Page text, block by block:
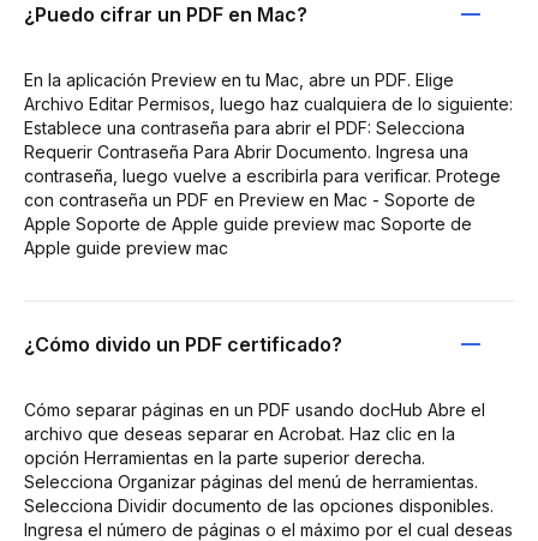
¿Puedo cifrar un PDF en Mac?
En la aplicación Preview en tu Mac, abre un PDF. Elige
Archivo Editar Permisos, luego haz cualquiera de lo siguiente:
Establece una contraseña para abrir el PDF: Selecciona
Requerir Contraseña Para Abrir Documento. Ingresa una
contraseña, luego vuelve a escribirla para verificar. Protege
con contraseña un PDF en Preview en Mac - Soporte de
Apple Soporte de Apple guide preview mac Soporte de
Apple guide preview mac
¿Cómo divido un PDF certificado?
Cómo separar páginas en un PDF usando docHub Abre el
archivo que deseas separar en Acrobat. Haz clic en la
opción Herramientas en la parte superior derecha.
Selecciona Organizar páginas del menú de herramientas.
Selecciona Dividir documento de las opciones disponibles.
Ingresa el número de páginas o el máximo por el cual deseas